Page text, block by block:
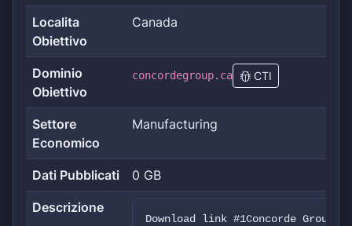
Localita
Obiettivo
Canada
Dominio
Obiettivo
concordegroup.ca CTI
Settore
Economico
Manufacturing
Dati Pubblicati 0 GB
Descrizione
Download link #1Concorde Group